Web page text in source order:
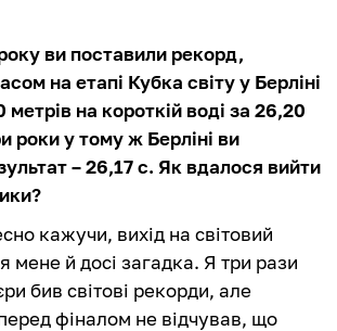
ви поставили рекорд,
на етапі Кубка світу у Берліні
на короткій воді за 26,20
роки у тому ж Берліні ви
– 26,17 с. Як вдалося вийти
кажучи, вихід на світовий
мене й досі загадка. Я три рази
бив світові рекорди, але
фіналом не відчував, що